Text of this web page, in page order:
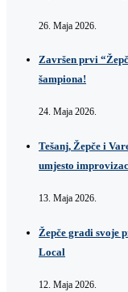
26. Maja 2026.
Završen prvi
šampiona!
24. Maja 2026.
Tešanj, Žepče i
umjesto
13. Maja 2026.
Žepče gradi svoje
Local
12. Maja 2026.